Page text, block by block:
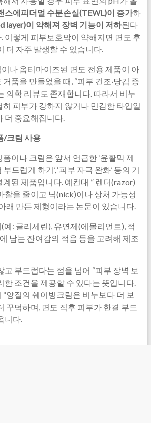
스에피더멀 수분손실(TEWL)이 증가하
layer)이 약해져 장벽 기능이 저하된다
이렇게 피부보호막이 약해지면 면도 후
더 자주 발생할 수 있습니다.
나 옵티마이즈된 면도 전용 제품이 아
품을 만들었을 때, “피부 건조·당김 증
의학 리뷰도 존재합니다. 따라서 비누
히 피부가 강하지 않거나 민감한 타입일
더 중요해집니다.
/크림 사용
이나 크림은 앞서 언급한 ‘윤활막 제
부드럽게 하기’, ‘피부 자극 완화’ 등의 기
된 제품입니다. 예컨대 ” 렌더(razor)
찰을 줄이고 닉(nick)이나 상처 가능성
래 만든 제형이라는 논문이 있습니다.
예: 글리세린), 유연제(에몰리언트), 적
남는 잔여감의 적음 등을 고려해 제조
고 부드럽다는 점을 넘어 “피부 장벽 보
한 조건을 제공할 수 있다는 뜻입니다.
양질의 쉐이빙크림은 비누보다 더 보
꾸덕하며, 면도 직후 피부가 한결 부드
니다.